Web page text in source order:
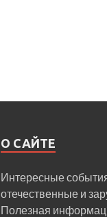
О САЙТЕ
Интересные
отечественные и
Полезная